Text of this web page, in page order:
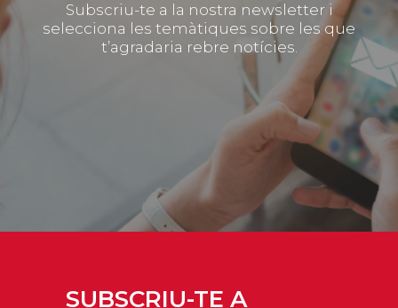
Subscriu-te a la nostra newsletter i
selecciona les temàtiques sobre les que
t’agradaria rebre notícies.
SUBSCRIU-TE A